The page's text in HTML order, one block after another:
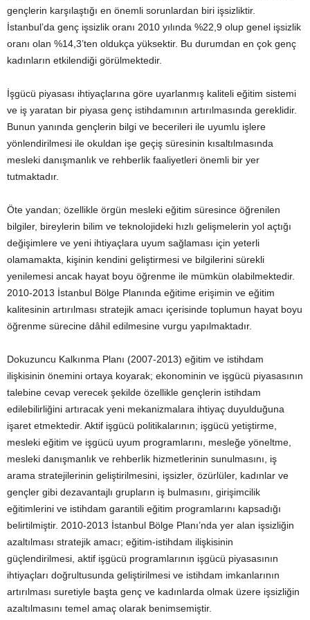
gençlerin karşılaştığı en önemli sorunlardan biri işsizliktir.
İstanbul’da genç işsizlik oranı 2010 yılında %22,9 olup genel işsizlik
oranı olan %14,3’ten oldukça yüksektir. Bu durumdan en çok genç
kadınların etkilendiği görülmektedir.
İşgücü piyasası ihtiyaçlarına göre uyarlanmış kaliteli eğitim sistemi
ve iş yaratan bir piyasa genç istihdamının artırılmasında gereklidir.
Bunun yanında gençlerin bilgi ve becerileri ile uyumlu işlere
yönlendirilmesi ile okuldan işe geçiş süresinin kısaltılmasında
mesleki danışmanlık ve rehberlik faaliyetleri önemli bir yer
tutmaktadır.
Öte yandan; özellikle örgün mesleki eğitim süresince öğrenilen
bilgiler, bireylerin bilim ve teknolojideki hızlı gelişmelerin yol açtığı
değişimlere ve yeni ihtiyaçlara uyum sağlaması için yeterli
olamamakta, kişinin kendini geliştirmesi ve bilgilerini sürekli
yenilemesi ancak hayat boyu öğrenme ile mümkün olabilmektedir.
2010-2013 İstanbul Bölge Planında eğitime erişimin ve eğitim
kalitesinin artırılması stratejik amacı içerisinde toplumun hayat boyu
öğrenme sürecine dâhil edilmesine vurgu yapılmaktadır.
Dokuzuncu Kalkınma Planı (2007-2013) eğitim ve istihdam
ilişkisinin önemini ortaya koyarak; ekonominin ve işgücü piyasasının
talebine cevap verecek şekilde özellikle gençlerin istihdam
edilebilirliğini artıracak yeni mekanizmalara ihtiyaç duyulduğuna
işaret etmektedir. Aktif işgücü politikalarının; işgücü yetiştirme,
mesleki eğitim ve işgücü uyum programlarını, mesleğe yöneltme,
mesleki danışmanlık ve rehberlik hizmetlerinin sunulmasını, iş
arama stratejilerinin geliştirilmesini, işsizler, özürlüler, kadınlar ve
gençler gibi dezavantajlı grupların iş bulmasını, girişimcilik
eğitimlerini ve istihdam garantili eğitim programlarını kapsadığı
belirtilmiştir. 2010-2013 İstanbul Bölge Planı’nda yer alan işsizliğin
azaltılması stratejik amacı; eğitim-istihdam ilişkisinin
güçlendirilmesi, aktif işgücü programlarının işgücü piyasasının
ihtiyaçları doğrultusunda geliştirilmesi ve istihdam imkanlarının
artırılması suretiyle başta genç ve kadınlarda olmak üzere işsizliğin
azaltılmasını temel amaç olarak benimsemiştir.